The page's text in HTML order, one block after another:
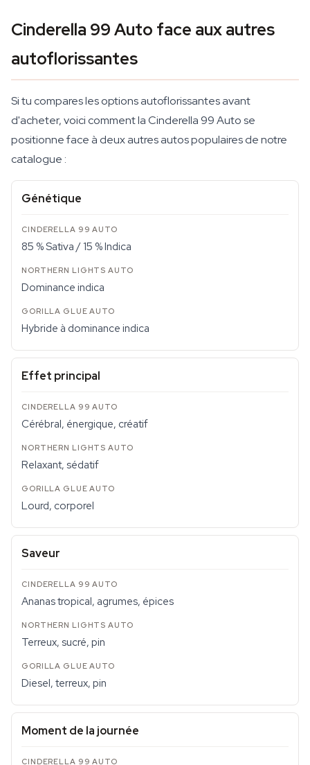
Cinderella 99 Auto face aux autres
autoflorissantes
Si tu compares les options autoflorissantes avant
d'acheter, voici comment la Cinderella 99 Auto se
positionne face à deux autres autos populaires de notre
catalogue :
Génétique
85 % Sativa / 15 % Indica
Dominance indica
Hybride à dominance indica
Effet principal
Cérébral, énergique, créatif
Relaxant, sédatif
Lourd, corporel
Saveur
Ananas tropical, agrumes, épices
Terreux, sucré, pin
Diesel, terreux, pin
Moment de la journée